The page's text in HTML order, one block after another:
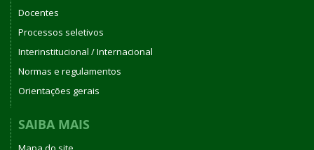
Docentes
Processos seletivos
Interinstitucional / Internacional
Normas e regulamentos
Orientações gerais
SAIBA MAIS